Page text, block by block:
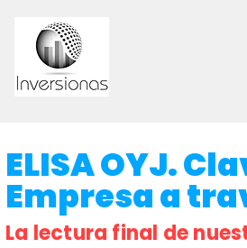
ELISA OYJ.
Empresa a
La lectura final de